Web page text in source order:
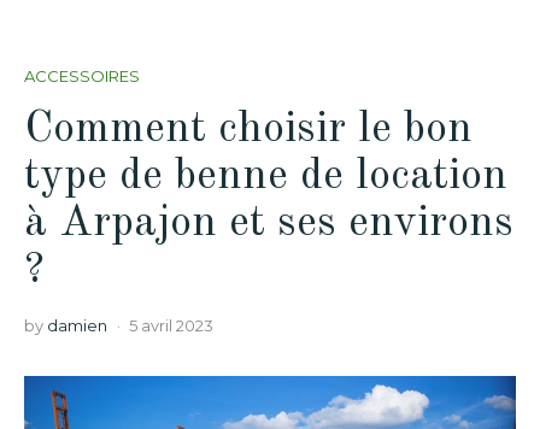
ACCESSOIRES
Comment choisir le bon
type de benne de location
à Arpajon et ses environs
?
by damien 5 avril 2023